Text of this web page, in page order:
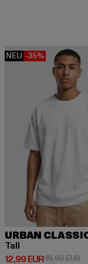
NEU -35%
URBAN
Tall
12,99 EUR
Derzeitiger Preis:
19,99 EUR